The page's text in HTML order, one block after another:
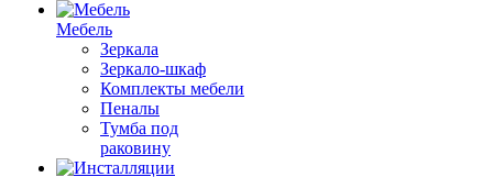
Мебель
Зеркала
Зеркало-шкаф
Комплекты мебели
Пеналы
Тумба под
раковину